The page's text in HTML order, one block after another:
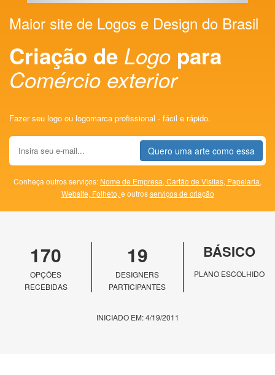
Maior site de Logos e Design do Brasil
Criação de Logo para
Comércio exterior
Fazer seu logo ou logomarca profissional - fácil e rápido.
Quero uma arte como essa
Conheça outros serviços: Nome de Empresa, Cartão de Visitas, Papelaria,
Website, Folheto, e outrosserviços de criação
170
OPÇÕES
RECEBIDAS
19
DESIGNERS
PARTICIPANTES
BÁSICO
PLANO ESCOLHIDO
INICIADO EM: 4/19/2011